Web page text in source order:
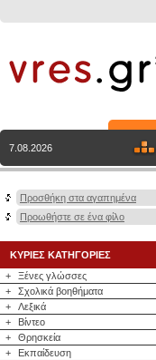
7.08.2026
Προσθήκη στα αγαπημένα
Προωθήστε σε ένα φίλο
ΚΥΡΙΕΣ ΚΑΤΗΓΟΡΙΕΣ
+
Ξένες γλώσσες
+
Σχολικά βοηθήματα
+
Λεξικά
+
Βίντεο
+
Θρησκεία
+
Εκπαίδευση